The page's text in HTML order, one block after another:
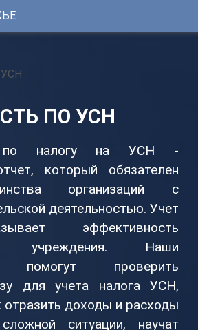
ПО УСН
по налогу на УСН -
который обязателен
организаций с
деятельностью. Учет
эффективность
учреждения. Наши
помогут проверить
для учета налога УСН,
отразить доходы и расходы
ситуации, научат